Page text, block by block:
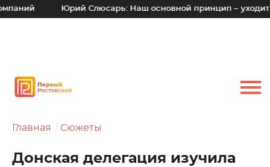
Юрий Слюсарь: Наш основной принцип – уходить от
Главная Сюжеты
Донская делегация изучила